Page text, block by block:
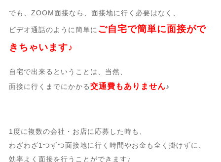
でも、ZOOM面接なら、面接地に行く必要はなく、
ビデオ通話のように簡単に ご自宅で簡単に面接がで
きちゃいます♪
自宅で出来るということは、当然、
面接に行くまでにかかる交通費もありません♪
1度に複数の会社・お店に応募した時も、
わざわざ1つずつ面接地に行く時間やお金も全く掛けずに、
効率よく面接を行うことができます♪